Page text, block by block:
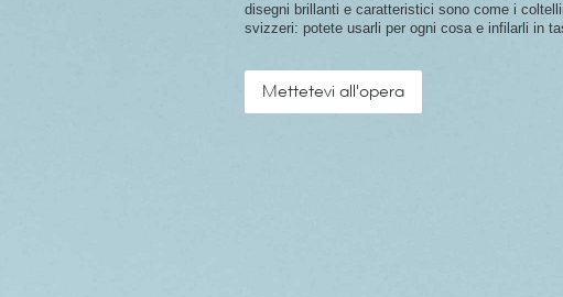
disegni brillanti e caratteristici sono come i
svizzeri: potete usarli per ogni cosa e infilarli in
Mettetevi all'opera